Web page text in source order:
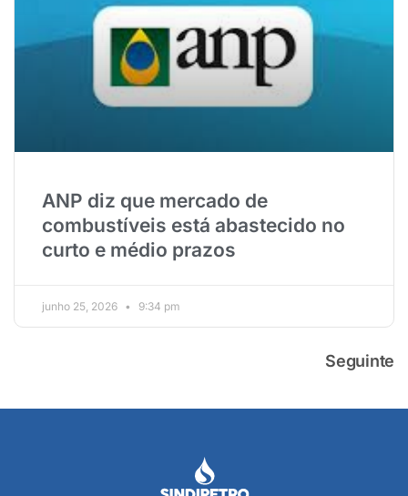
ANP diz que mercado de
combustíveis está abastecido no
curto e médio prazos
junho 25, 2026 9:34 pm
Seguinte